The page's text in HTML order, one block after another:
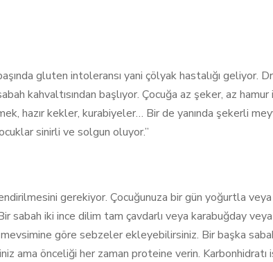
gluten intoleransı yani çölyak hastalığı geliyor.
kahvaltısından başlıyor. Çocuğa az şeker, az
hazır kekler, kurabiyeler… Bir de yanında şekerli
sinirli ve solgun oluyor.”
gerekiyor. Çocuğunuza bir gün yoğurtla
iki ince dilim tam çavdarlı veya karabuğday
göre sebzeler ekleyebilirsiniz. Bir başka
ama önceliği her zaman proteine verin.